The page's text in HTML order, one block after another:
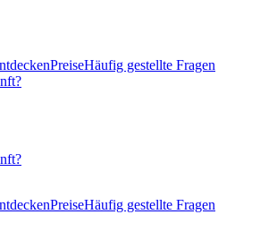
PreiseHäufig gestellte Fragen
PreiseHäufig gestellte Fragen